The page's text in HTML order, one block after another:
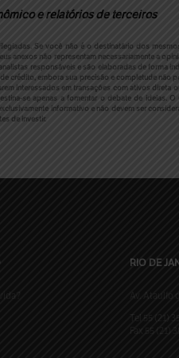
e relatórios de terceiros
Se você não é o destinatário dos
anexos não representam necessariamente a
responsáveis e são elaboradas de forma
crédito, embora sua precisão e completude
interessados em transações com ativos
se apenas a fomentar o debate de ideias.
informativo e não devem ser
de investir.
RIO DE
Av. Ataulfo
Tel 55 (21)
Fax 55 (21)